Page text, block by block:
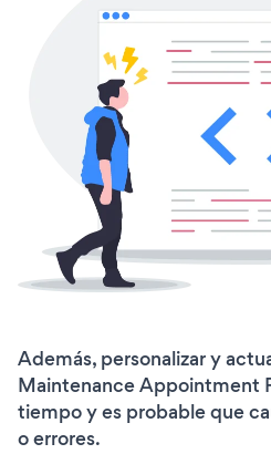
Además, personalizar y
Maintenance Appointment
tiempo y es probable que
o errores.